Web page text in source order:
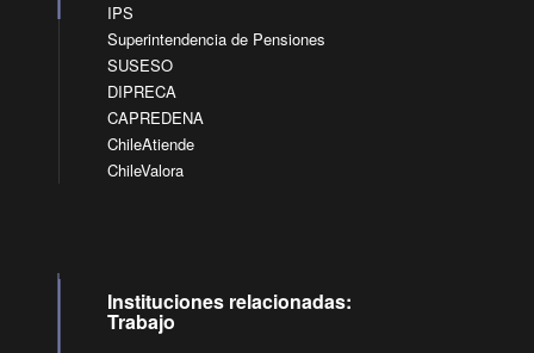
IPS
Superintendencia de Pensiones
SUSESO
DIPRECA
CAPREDENA
ChileAtiende
ChileValora
Instituciones relacionadas:
Trabajo